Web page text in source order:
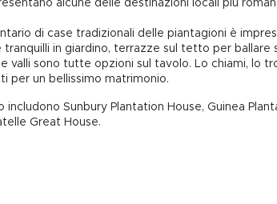
alcune delle destinazioni locali più
di case tradizionali delle piantagioni è
tranquilli in giardino, terrazze sul tetto per
valli sono tutte opzioni sul tavolo. Lo chiami, lo
per un bellissimo matrimonio.
includono Sunbury Plantation House, Guinea
Great House.